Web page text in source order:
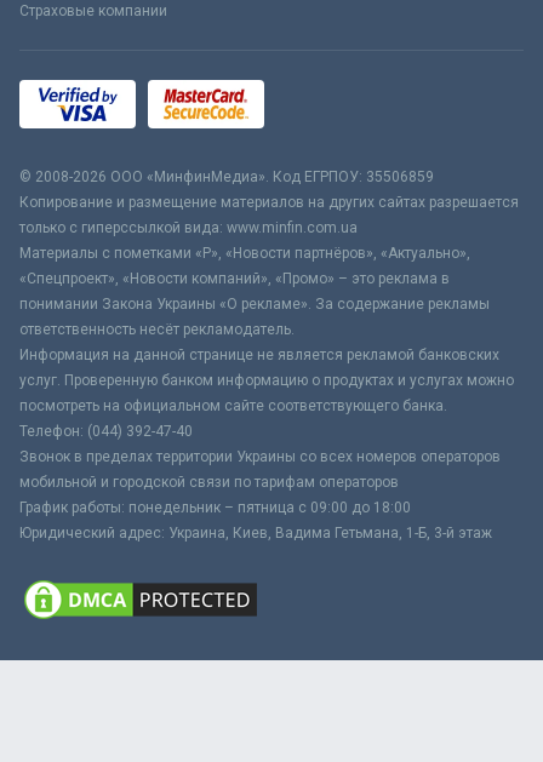
Страховые компании
© 2008-2026 ООО «МинфинМедиа». Код ЕГРПОУ: 35506859
Копирование и размещение материалов на других сайтах разрешается
только с гиперссылкой вида: www.minfin.com.ua
Материалы с пометками «Р», «Новости партнёров», «Актуально»,
«Спецпроект», «Новости компаний», «Промо» – это реклама в
понимании Закона Украины «О рекламе». За содержание рекламы
ответственность несёт рекламодатель.
Информация на данной странице не является рекламой банковских
услуг. Проверенную банком информацию о продуктах и услугах можно
посмотреть на официальном сайте соответствующего банка.
Телефон: (044) 392-47-40
Звонок в пределах территории Украины со всех номеров операторов
мобильной и городской связи по тарифам операторов
График работы: понедельник – пятница с 09:00 до 18:00
Юридический адрес: Украина, Киев, Вадима Гетьмана, 1-Б, 3-й этаж